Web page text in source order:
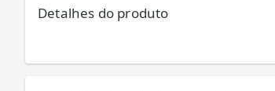
Detalhes do produto